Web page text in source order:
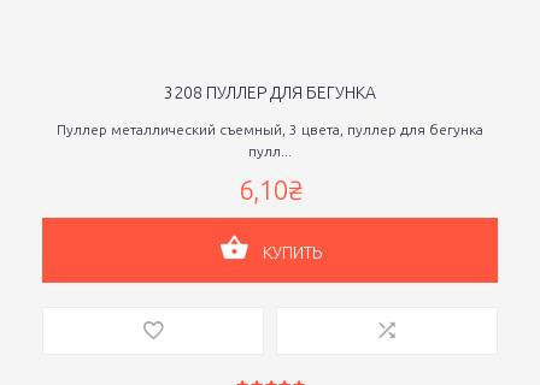
3208 ПУЛЛЕР ДЛЯ БЕГУНКА
Пуллер металлический съемный, 3 цвета, пуллер для бегунка
пулл...
6,10₴
КУПИТЬ